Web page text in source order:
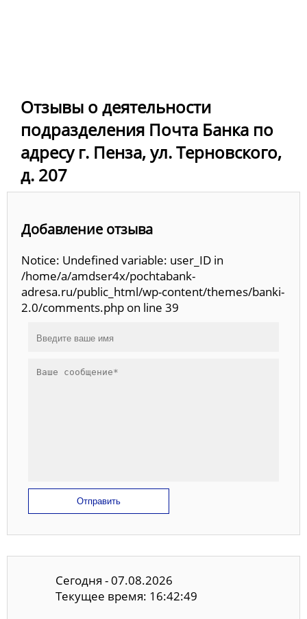
Отзывы о деятельности
подразделения Почта Банка по
адресу г. Пенза, ул. Терновского,
д. 207
Добавление отзыва
Notice: Undefined variable: user_ID in
/home/a/amdser4x/pochtabank-
adresa.ru/public_html/wp-content/themes/banki-
2.0/comments.php on line 39
Отправить
Сегодня - 07.08.2026
Текущее время: 16:42:50